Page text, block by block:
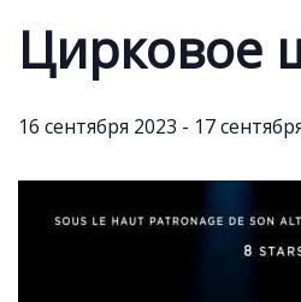
Цирковое
16 сентября 2023 - 17